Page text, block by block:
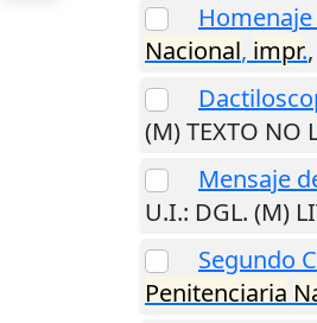
Homenaje
Nacional, impr.,
(M) TEXTO NO
Mensaje
U.I.: DGL. (M)
Segundo
Penitenciaria